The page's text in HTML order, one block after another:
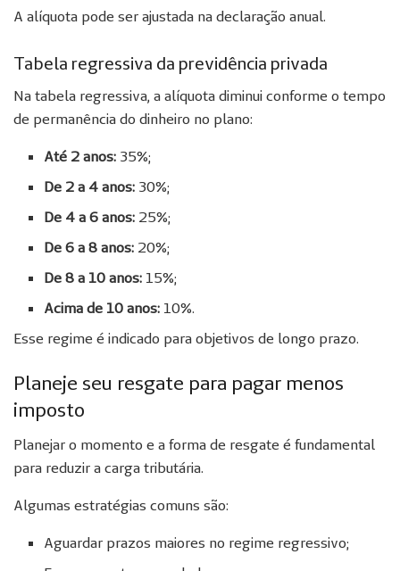
A alíquota pode ser ajustada na declaração anual.
Tabela regressiva da previdência privada
Na tabela regressiva, a alíquota diminui conforme o tempo
de permanência do dinheiro no plano:
Até 2 anos: 35%;
De 2 a 4 anos: 30%;
De 4 a 6 anos: 25%;
De 6 a 8 anos: 20%;
De 8 a 10 anos: 15%;
Acima de 10 anos: 10%.
Esse regime é indicado para objetivos de longo prazo.
Planeje seu resgate para pagar menos
imposto
Planejar o momento e a forma de resgate é fundamental
para reduzir a carga tributária.
Algumas estratégias comuns são:
Aguardar prazos maiores no regime regressivo;